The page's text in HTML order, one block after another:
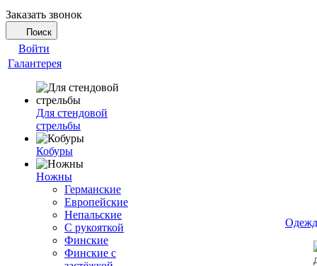
Заказать звонок
Поиск
Войти
Галантерея
Для стендовой
стрельбы
Кобуры
Ножны
Германские
Европейские
Непальские
С рукояткой
Финские
Финские с